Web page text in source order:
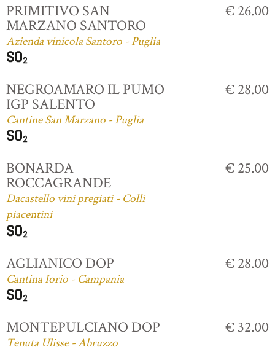
PRIMITIVO SAN
MARZANO SANTORO
Azienda vinicola Santoro - Puglia
€ 26.00
NEGROAMARO IL PUMO
IGP SALENTO
Cantine San Marzano - Puglia
€ 28.00
BONARDA
ROCCAGRANDE
Dacastello vini pregiati - Colli
piacentini
€ 25.00
AGLIANICO DOP
Cantina Iorio - Campania
€ 28.00
MONTEPULCIANO DOP
Tenuta Ulisse - Abruzzo
€ 32.00